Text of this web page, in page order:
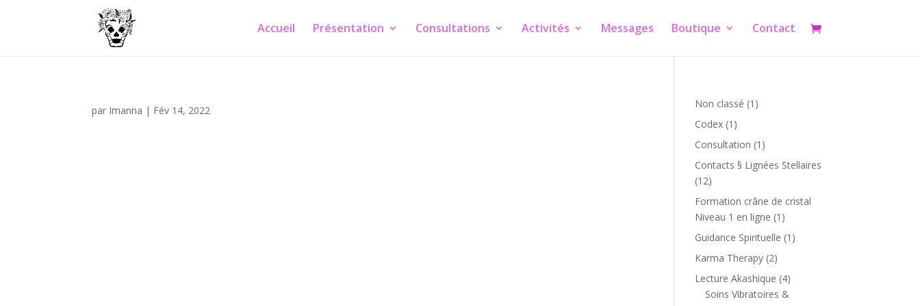
Accueil Présentation Consultations Activités Messages Boutique Contact
par Imanna | Fév 14, 2022
Non classé 1 1
Codex 1 1
produit
Consultation 1 1
produit
Contacts § Lignées Stellaires
1212
produits
Formation crâne de cristal
Niveau 1 en ligne 1 1
produit
Guidance Spirituelle 1 1
Karma Therapy 22
produits
Lecture Akashique 44
produits
Soins Vibratoires &